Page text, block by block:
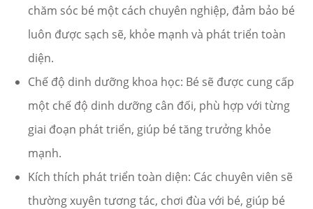
chăm sóc bé một cách chuyên nghiệp, đảm bảo bé
luôn được sạch sẽ, khỏe mạnh và phát triển toàn
diện.
Chế độ dinh dưỡng khoa học: Bé sẽ được cung cấp
một chế độ dinh dưỡng cân đối, phù hợp với từng
giai đoạn phát triển, giúp bé tăng trưởng khỏe
mạnh.
Kích thích phát triển toàn diện: Các chuyên viên sẽ
thường xuyên tương tác, chơi đùa với bé, giúp bé